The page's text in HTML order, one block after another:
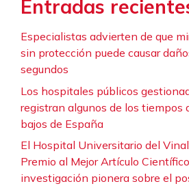
Entradas
Especialistas advierten de que
sin protección puede causar
segundos
Los hospitales públicos
registran algunos de los tiempos
bajos de España
El Hospital Universitario del
Premio al Mejor Artículo
investigación pionera sobre el